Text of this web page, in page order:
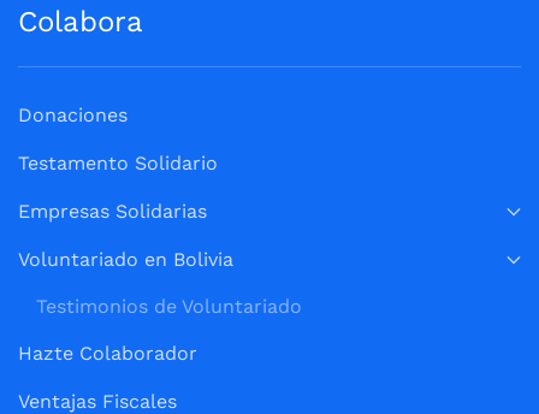
Colabora
Donaciones
Testamento Solidario
Empresas Solidarias
Voluntariado en Bolivia
Testimonios de Voluntariado
Hazte Colaborador
Ventajas Fiscales